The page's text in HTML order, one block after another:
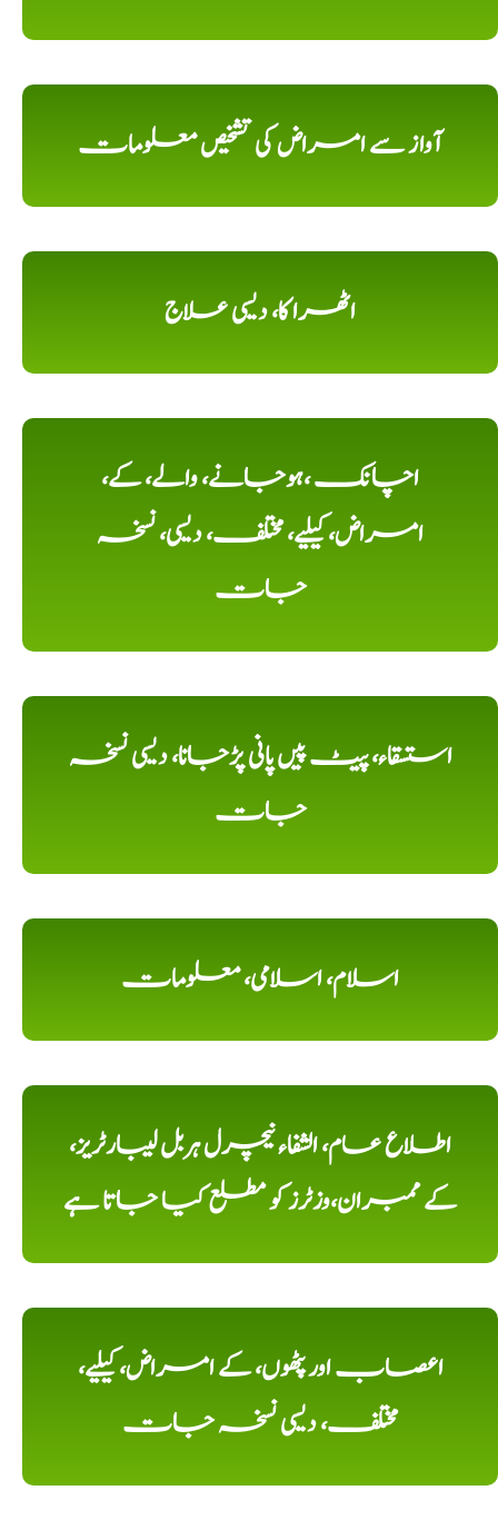
آواز سے امراض کی تشخیص معلومات
اٹھرا کا، دیسی علاج
اچانک ،ہوجانے، والے، کے،
امراض، کیلیے، مختلف، دیسی، نسخہ
جات
استسقاء، پیٹ پیں پانی پڑجانا، دیسی نسخہ
جات
اسلام، اسلامی، معلومات
اطلاع عام، الشفاء نیچرل ہربل لیبارٹریز،
کے ممبران،وزٹرز کو مطلع کیا جاتا ہے
اعصاب اور پٹھوں، کے امراض، کیلیے،
مختلف، دیسی نسخہ جات